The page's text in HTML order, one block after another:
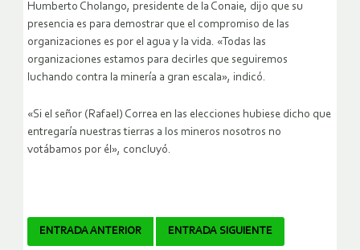
Humberto Cholango, presidente de la Conaie, dijo que su
presencia es para demostrar que el compromiso de las
organizaciones es por el agua y la vida. «Todas las
organizaciones estamos para decirles que seguiremos
luchando contra la minería a gran escala», indicó.
«Si el señor (Rafael) Correa en las elecciones hubiese dicho que
entregaría nuestras tierras a los mineros nosotros no
votábamos por él», concluyó.
Navegador
ENTRADA ANTERIOR ENTRADA SIGUIENTE